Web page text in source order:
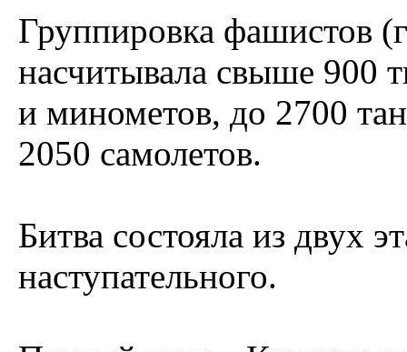
Группировка фашистов
насчитывала свыше 900
и минометов, до 2700
2050 самолетов.
Битва состояла из двух
наступательного.